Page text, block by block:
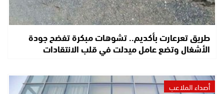
طريق تعرعارت بأكديم.. تشوهات مبكرة تفضح جودة
الأشغال وتضع عامل ميدلت في قلب الانتقادات
أصداء الملاعب